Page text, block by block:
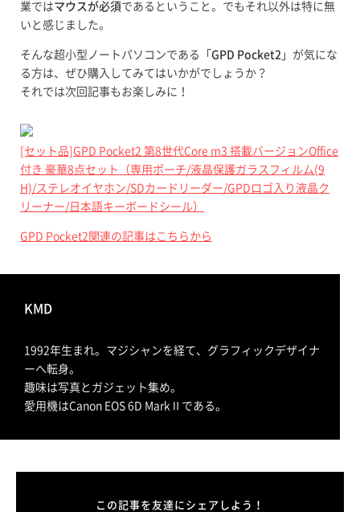
業ではマウスが必須であるということ。でもそれ以外は特に無
いと感じました。
そんな超小型ノートパソコンである「 GPD Pocket2 」が気にな
る方は、ぜひ購入してみてはいかがでしょうか？
それでは次回記事もお楽しみに！
[セット品]GPD Pocket2 第8世代Core m3 搭載バージョンOffice
付き 豪華8点セット（専用ポーチ/液晶保護ガラスフィルム(9
H)/ステレオイヤホン/SDカードリーダー/GPDロゴ入り液晶ク
リーナー/日本語キーボードシール）
GPD Pocket2関連の記事はこちらから
KMD
1992年生まれ。マジシャンを経て、グラフィックデザイナ
ーへ転身。
趣味は写真とガジェット集め。
愛用機はCanon EOS 6D MarkⅡである。
この記事を友達にシェアしよう！